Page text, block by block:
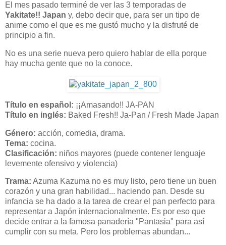
El mes pasado terminé de ver las 3 temporadas de
Yakitate!! Japan y, debo decir que, para ser un tipo de
anime como el que es me gustó mucho y la disfruté de
principio a fin.
No es una serie nueva pero quiero hablar de ella porque
hay mucha gente que no la conoce.
Título en español: ¡¡Amasando!! JA-PAN
Título en inglés: Baked Fresh!! Ja-Pan / Fresh Made Japan
Género: acción, comedia, drama.
Tema: cocina.
Clasificación: niños mayores (puede contener lenguaje
levemente ofensivo y violencia)
Trama: Azuma Kazuma no es muy listo, pero tiene un buen
corazón y una gran habilidad... haciendo pan. Desde su
infancia se ha dado a la tarea de crear el pan perfecto para
representar a Japón internacionalmente. Es por eso que
decide entrar a la famosa panadería "Pantasia" para así
cumplir con su meta. Pero los problemas abundan...